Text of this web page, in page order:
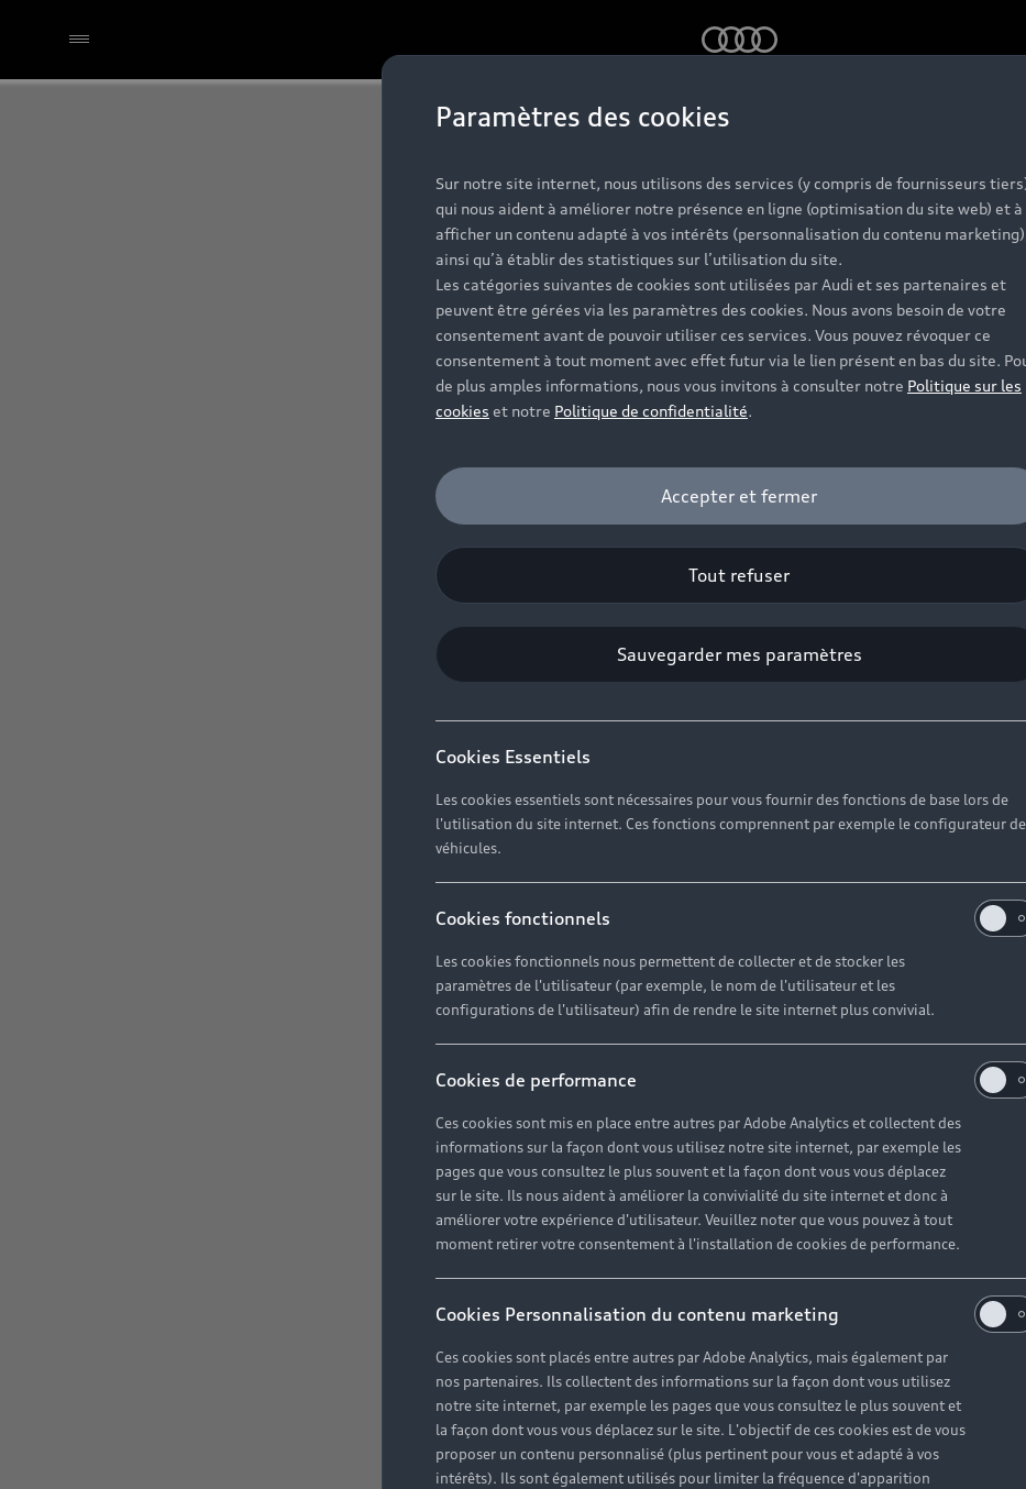
Paramètres des cookies
Sur notre site internet, nous utilisons des services (y compris de fournisseurs
qui nous aident à améliorer notre présence en ligne (optimisation du site web) et à
afficher un contenu adapté à vos intérêts (personnalisation du contenu
ainsi qu’à établir des statistiques sur l’utilisation du site.
Les catégories suivantes de cookies sont utilisées par Audi et ses partenaires et
peuvent être gérées via les paramètres des cookies. Nous avons besoin de votre
consentement avant de pouvoir utiliser ces services. Vous pouvez révoquer ce
consentement à tout moment avec effet futur via le lien présent en bas du site.
de plus amples informations, nous vous invitons à consulter notre Politique sur les
cookies et notre Politique de confidentialité.
Accepter et fermer
Tout refuser
Sauvegarder mes paramètres
Cookies Essentiels
Les cookies essentiels sont nécessaires pour vous fournir des fonctions de base lors de
l'utilisation du site internet. Ces fonctions comprennent par exemple le configurateur de
véhicules.
Cookies fonctionnels
Les cookies fonctionnels nous permettent de collecter et de stocker les
paramètres de l'utilisateur (par exemple, le nom de l'utilisateur et les
configurations de l'utilisateur) afin de rendre le site internet plus convivial.
Cookies de performance
Ces cookies sont mis en place entre autres par Adobe Analytics et collectent des
informations sur la façon dont vous utilisez notre site internet, par exemple les
pages que vous consultez le plus souvent et la façon dont vous vous déplacez
sur le site. Ils nous aident à améliorer la convivialité du site internet et donc à
améliorer votre expérience d'utilisateur. Veuillez noter que vous pouvez à tout
moment retirer votre consentement à l'installation de cookies de performance.
Cookies Personnalisation du contenu marketing
Ces cookies sont placés entre autres par Adobe Analytics, mais également par
nos partenaires. Ils collectent des informations sur la façon dont vous utilisez
notre site internet, par exemple les pages que vous consultez le plus souvent et
la façon dont vous vous déplacez sur le site. L'objectif de ces cookies est de vous
proposer un contenu personnalisé (plus pertinent pour vous et adapté à vos
intérêts). Ils sont également utilisés pour limiter la fréquence d'apparition